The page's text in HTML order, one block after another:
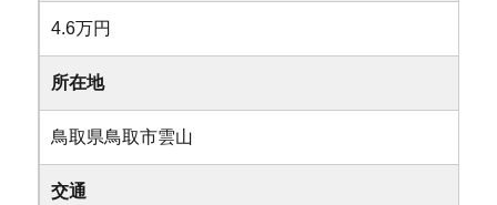
4.6万円
所在地
鳥取県鳥取市雲山
交通